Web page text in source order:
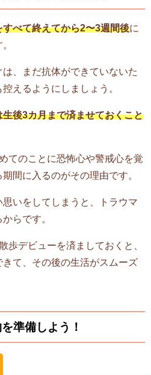
べて終えてから2〜3週間後に
、まだ抗体ができていないた
えるようにしましょう。
後3カ月まで済ませておくこと
てのことに恐怖心や警戒心を覚
期間に入るのがその理由です。
いをしてしまうと、トラウマ
らです。
歩デビューを済ましておくと、
て、その後の生活がスムーズ
準備しよう！